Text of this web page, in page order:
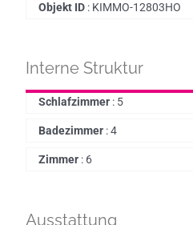
Objekt ID : KIMMO-12803HO
Interne Struktur
Schlafzimmer : 5
Badezimmer :4
Zimmer : 6
Ausstattung